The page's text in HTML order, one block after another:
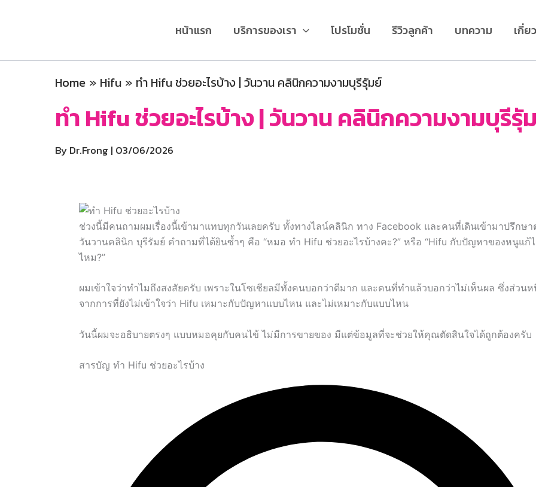
หน้าแรก บริการของเรา โปรโมชั่น รีวิวลูกค้า บทความ เกี่ย
Home Hifu ทำ Hifu ช่วยอะไรบ้าง | วันวาน คลินิกความงามบุรีรัุมย์
ทำ Hifu ช่วยอะไรบ้าง | วันวาน คลินิกความงามบุรีรัุ
ByDr.Frong | 03/06/2026
ช่วงนี้มีคนถามผมเรื่องนี้เข้ามาแทบทุกวันเลยครับ ทั้งทางไลน์คลินิก ทาง Facebook และคนที่เดินเข้ามาปรึกษา
วันวานคลินิก บุรีรัมย์ คำถามที่ได้ยินซ้ำๆ คือ “หมอ ทำ Hifu ช่วยอะไรบ้างคะ?” หรือ “Hifu กับปัญหาของหนูแก้
ไหม?”
ผมเข้าใจว่าทำไมถึงสงสัยครับ เพราะในโซเชียลมีทั้งคนบอกว่าดีมาก และคนที่ทำแล้วบอกว่าไม่เห็นผล ซึ่งส่วนห
จากการที่ยังไม่เข้าใจว่า Hifu เหมาะกับปัญหาแบบไหน และไม่เหมาะกับแบบไหน
วันนี้ผมจะอธิบายตรงๆ แบบหมอคุยกับคนไข้ ไม่มีการขายของ มีแต่ข้อมูลที่จะช่วยให้คุณตัดสินใจได้ถูกต้องครับ
สารบัญ ทำ Hifu ช่วยอะไรบ้าง